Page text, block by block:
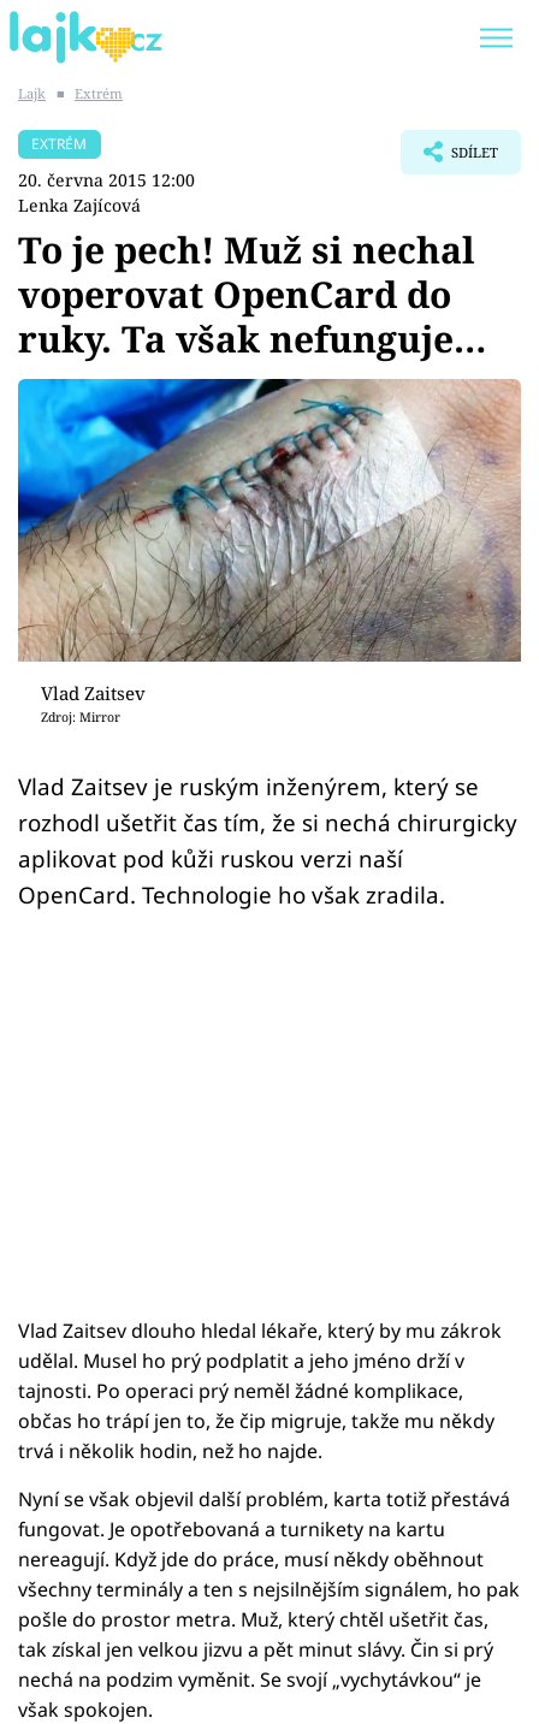
SHOPAHOLICADEL
Témata
Showbyznys
Youtubeři
Virály
Sex a vztahy
Videa
Sledujte prima+
Přihlášení
Sledujte nás
Lajk ■ Extrém
EXTRÉM
20. června 2015 12:00
Lenka Zajícová
SDÍLET
To je pech! Muž si nechal
voperovat OpenCard do
ruky. Ta však nefunguje…
Vlad Zaitsev
Zdroj: Mirror
Vlad Zaitsev je ruským inženýrem, který se
rozhodl ušetřit čas tím, že si nechá chirurgicky
aplikovat pod kůži ruskou verzi naší
OpenCard. Technologie ho však zradila.
Vlad Zaitsev dlouho hledal lékaře, který by mu zákrok
udělal. Musel ho prý podplatit a jeho jméno drží v
tajnosti. Po operaci prý neměl žádné komplikace,
občas ho trápí jen to, že čip migruje, takže mu někdy
trvá i několik hodin, než ho najde.
Nyní se však objevil další problém, karta totiž přestává
fungovat. Je opotřebovaná a turnikety na kartu
nereagují. Když jde do práce, musí někdy oběhnout
všechny terminály a ten s nejsilnějším signálem, ho pak
pošle do prostor metra. Muž, který chtěl ušetřit čas,
tak získal jen velkou jizvu a pět minut slávy. Čin si prý
nechá na podzim vyměnit. Se svojí „vychytávkou“ je
však spokojen.